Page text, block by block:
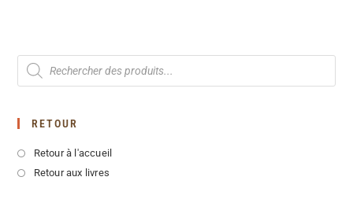
RETOUR
Retour à l'accueil
Retour aux livres